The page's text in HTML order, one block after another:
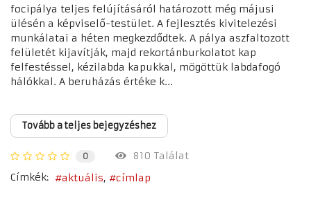
focipálya teljes felújításáról határozott még májusi
ülésén a képviselő-testület. A fejlesztés kivitelezési
munkálatai a héten megkezdődtek. A pálya aszfaltozott
felületét kijavítják, majd rekortánburkolatot kap
felfestéssel, kézilabda kapukkal, mögöttük labdafogó
hálókkal. A beruházás értéke k...
Tovább a teljes bejegyzéshez
0
810 Találat
Címkék:
aktuális címlap